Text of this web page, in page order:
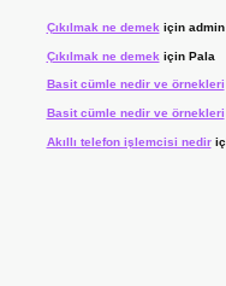
Çıkılmak ne demek için admin
Çıkılmak ne demek için Pala
Basit cümle nedir ve örnekleri
Basit cümle nedir ve örnekleri
Akıllı telefon işlemcisi nedir